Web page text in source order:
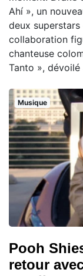
Ahí », un
deux
collaboration
chanteuse
Tanto », dévoilé
Musique
Pooh
retour